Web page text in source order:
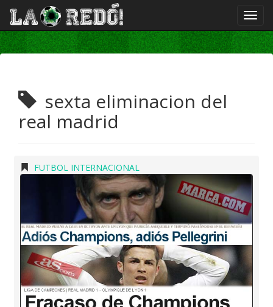
sexta eliminacion del
real madrid
FUTBOL INTERNACIONAL